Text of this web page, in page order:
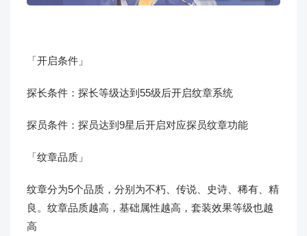
「开启条件」
探长条件：探长等级达到55级后开启纹章系统
探员条件：探员达到9星后开启对应探员纹章功能
「纹章品质」
纹章分为5个品质，分别为不朽、传说、史诗、稀有、精
良。纹章品质越高，基础属性越高，套装效果等级也越
高